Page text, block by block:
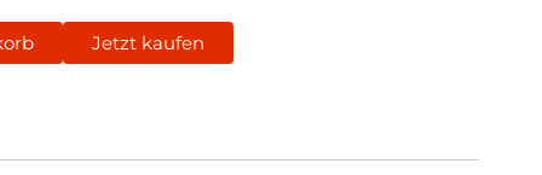
Jetzt kaufen